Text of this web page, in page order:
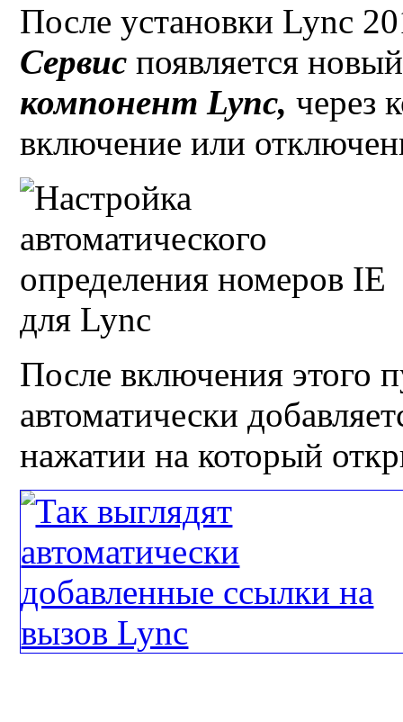
После установки Lync
Сервиспоявляется
компонентLync,через
включение или
После включения этого
автоматически
нажатии на который